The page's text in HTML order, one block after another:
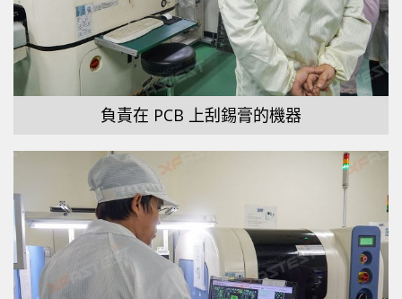
負責在 PCB 上刮錫膏的機器